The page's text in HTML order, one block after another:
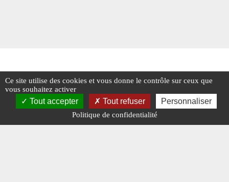
Ce site utilise des cookies et vous donne le contrôle sur ceux que
vous souhaitez activer
Tout accepter Tout refuser Personnaliser
Politique de confidentialité